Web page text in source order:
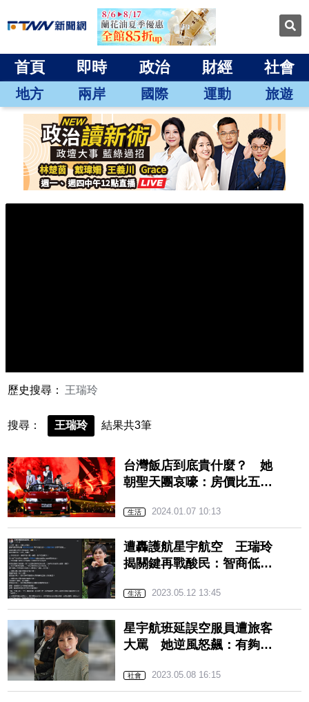
首頁 即時 政治 財經 社會
地方 兩岸 國際 運動 旅遊
歷史搜尋： 王瑞玲
搜尋： 王瑞玲 結果共3筆
台灣飯店到底貴什麼？ 她
朝聖天團哀嚎：房價比五月
生活 2024.01.07 10:13
遭轟護航星宇航空 王瑞玲
揭關鍵再戰酸民：智商低到
生活 2023.05.12 13:45
星宇航班延誤空服員遭旅客
大罵 她逆風怒飆：有夠低
社會 2023.05.08 16:15